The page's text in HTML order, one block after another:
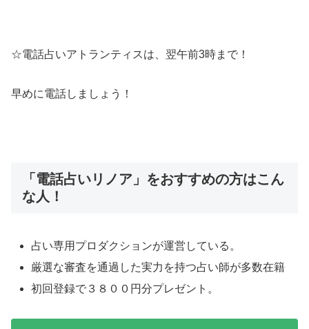
☆電話占いアトランティスは、翌午前3時まで！
早めに電話しましょう！
「電話占いリノア」をおすすめの方はこん
な人！
占い専用プロダクションが運営している。
厳選な審査を通過した実力を持つ占い師が多数在籍
初回登録で３８００円分プレゼント。